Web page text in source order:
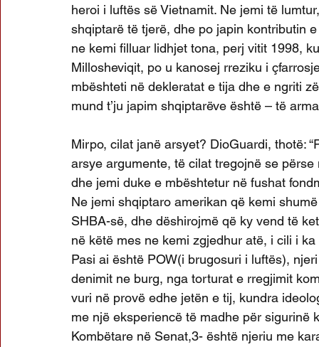
heroi i luftës së Vietnamit. Ne jemi të
shqiptarë të tjerë, dhe po japin kontributin
ne kemi filluar lidhjet tona, perj vitit 1998,
Millosheviqit, po u kanosej rreziku i
mbështeti në dekleratat e tija dhe e ngriti
mund t’ju japim shqiptarëve është – të
Mirpo, cilat janë arsyet? DioGuardi, thotë:
arsye argumente, të cilat tregojnë se
dhe jemi duke e mbështetur në fushat
Ne jemi shqiptaro amerikan që kemi
SHBA-së, dhe dëshirojmë që ky vend të
në këtë mes ne kemi zgjedhur atë, i cili i
Pasi ai është POW(i brugosuri i luftës),
denimit ne burg, nga torturat e rregjimit
vuri në provë edhe jetën e tij, kundra
me një eksperiencë të madhe për
Kombëtare në Senat,3- është njeriu me